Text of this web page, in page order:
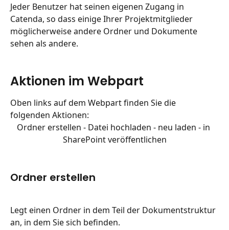
Jeder Benutzer hat seinen eigenen Zugang in
Catenda, so dass einige Ihrer Projektmitglieder
möglicherweise andere Ordner und Dokumente
sehen als andere.
Aktionen im Webpart
Oben links auf dem Webpart finden Sie die
folgenden Aktionen:
Ordner erstellen - Datei hochladen - neu laden - in
SharePoint veröffentlichen
Ordner erstellen
Legt einen Ordner in dem Teil der Dokumentstruktur
an, in dem Sie sich befinden.